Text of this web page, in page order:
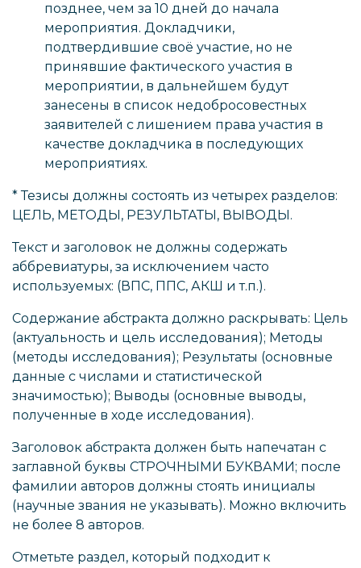
позднее, чем за 10 дней до начала
мероприятия. Докладчики,
подтвердившие своё участие, но не
принявшие фактического участия в
мероприятии, в дальнейшем будут
занесены в список недобросовестных
заявителей с лишением права участия в
качестве докладчика в последующих
мероприятиях.
* Тезисы должны состоять из четырех разделов:
ЦЕЛЬ, МЕТОДЫ, РЕЗУЛЬТАТЫ, ВЫВОДЫ.
Текст и заголовок не должны содержать
аббревиатуры, за исключением часто
используемых: (ВПС, ППС, АКШ и т.п.).
Содержание абстракта должно раскрывать: Цель
(актуальность и цель исследования); Методы
(методы исследования); Результаты (основные
данные с числами и статистической
значимостью); Выводы (основные выводы,
полученные в ходе исследования).
Заголовок абстракта должен быть напечатан с
заглавной буквы СТРОЧНЫМИ БУКВАМИ; после
фамилии авторов должны стоять инициалы
(научные звания не указывать). Можно включить
не более 8 авторов.
Отметьте раздел, который подходит к